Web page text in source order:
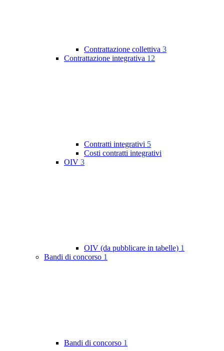
Contrattazione collettiva 3
Contrattazione integrativa 12
Contratti integrativi 5
Costi contratti integrativi
OIV 3
OIV (da pubblicare in tabelle) 1
Bandi di concorso 1
Bandi di concorso 1